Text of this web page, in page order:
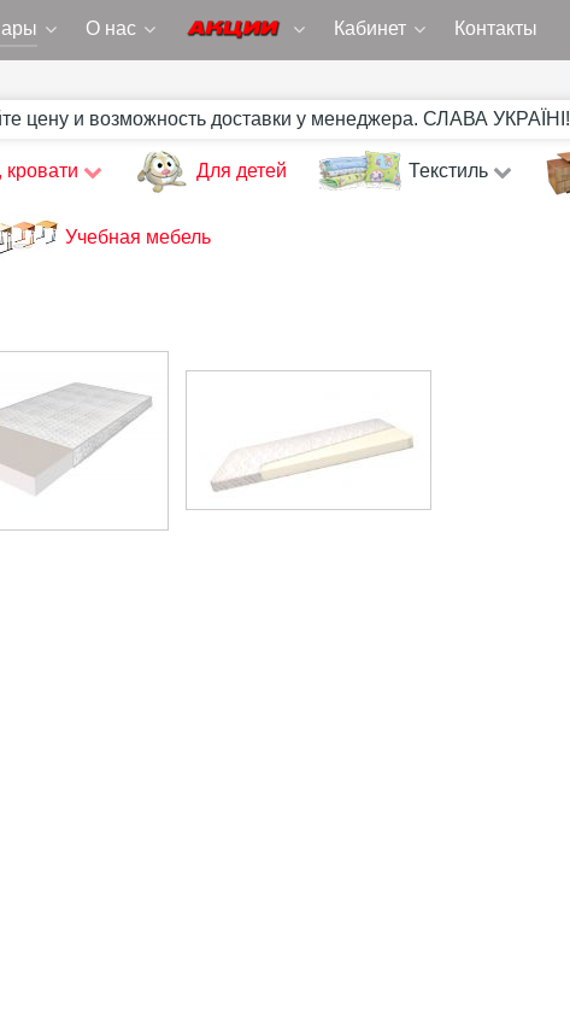
О нас Кабинет Контакты
цену и возможность доставки у менеджера. СЛАВА УКРАЇНІ!
Для детей Текстиль
Учебная мебель